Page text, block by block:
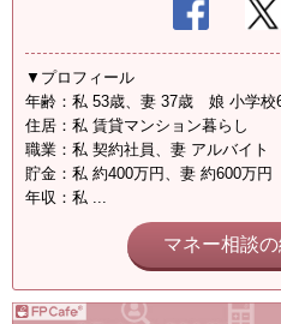
▼プロフィール
年齢：私 53歳、妻 37歳 娘 小学校
住居：私 賃貸マンション暮らし
職業：私 契約社員、妻 アルバイト
貯金：私 約400万円、妻 約600万円
年収：私 ...
マネー相談